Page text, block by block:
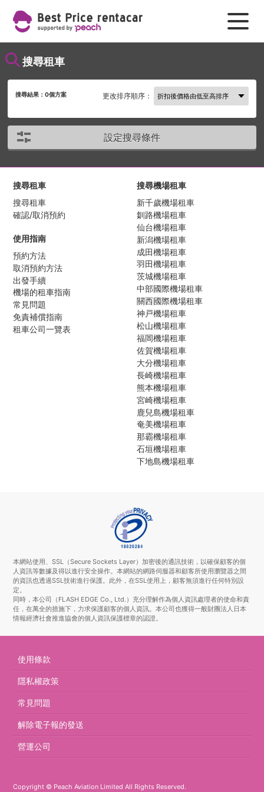
搜尋租車
搜尋結果：0個方案 更改排序順序：
設定搜尋條件
搜尋租車
搜尋租車
確認/取消預約
使用指南
預約方法
取消預約方法
出發手續
機場的租車指南
常見問題
免責補償指南
租車公司一覽表
搜尋機場租車
新千歲機場租車
釧路機場租車
仙台機場租車
新潟機場租車
成田機場租車
羽田機場租車
茨城機場租車
中部國際機場租車
關西國際機場租車
神戸機場租車
松山機場租車
福岡機場租車
佐賀機場租車
大分機場租車
長崎機場租車
熊本機場租車
宮崎機場租車
鹿兒島機場租車
奄美機場租車
那霸機場租車
石垣機場租車
下地島機場租車
本網站使用、SSL（Secure Sockets Layer）加密後的通訊技術，以確保顧客的個
人資訊等數據及得以進行安全操作。本網站的網路伺服器和顧客所使用瀏覽器之間
的資訊也透過SSL技術進行保護。此外，在SSL使用上，顧客無須進行任何特別設
定。
同時，本公司（FLASH EDGE Co., Ltd.）充分理解作為個人資訊處理者的使命和責
任，在萬全的措施下，力求保護顧客的個人資訊。本公司也獲得一般財團法人日本
情報經濟社會推進協會的個人資訊保護標章的認證。
使用條款
隱私權政策
常見問題
解除電子報的發送
營運公司
Copyright © Peach Aviation Limited All Rights Reserved.